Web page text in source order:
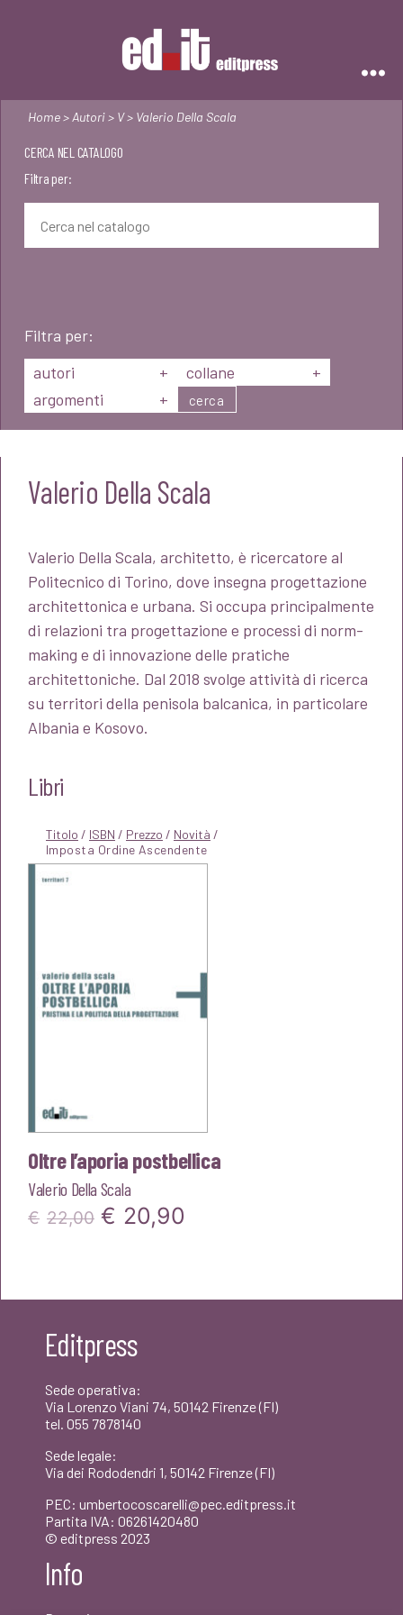
Home> Autori> V> Valerio Della Scala
CERCA NEL CATALOGO
Filtra per:
Filtra per:
autori
+ collane
+
argomenti
+ cerca
Valerio Della Scala
Valerio Della Scala, architetto, è ricercatore al
Politecnico di Torino, dove insegna progettazione
architettonica e urbana. Si occupa principalmente
di relazioni tra progettazione e processi di norm-
making e di innovazione delle pratiche
architettoniche. Dal 2018 svolge attività di ricerca
su territori della penisola balcanica, in particolare
Albania e Kosovo.
Libri
Titolo / ISBN / Prezzo / Novità /
Oltre l’aporia postbellica
Valerio Della Scala
€ 22,00 Il
€22,00.
€ 20,90
Editpress
Sede operativa:
Via Lorenzo Viani 74, 50142 Firenze (FI)
tel. 055 7878140
Sede legale:
Via dei Rododendri 1, 50142 Firenze (FI)
PEC: umbertocoscarelli@pec.editpress.it
Partita IVA: 06261420480
© editpress 2023
Info